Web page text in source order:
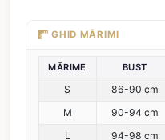
GHID MĂRIMI
MĂRIME BUST
S 86-90 cm
M
90-94 cm
L
94-98 cm